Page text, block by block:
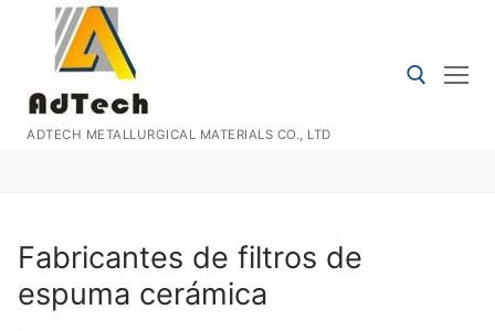
contenido
ADTECH METALLURGICAL MATERIALS CO., LTD
Fabricantes de filtros de
espuma cerámica